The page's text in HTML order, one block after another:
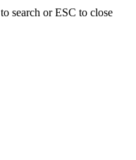
search or ESC to close